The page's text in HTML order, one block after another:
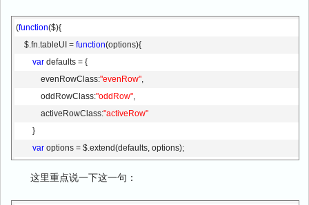
(function($){
    $.fn.tableUI =
function(options){
var defaults = {
            evenRowClass:
"evenRow",
            oddRowClass:
"oddRow",
            activeRowClass:
"activeRow"
        }
var options = $.extend(defaults, options);
//实现代码
        });
这里重点说一下这一句：